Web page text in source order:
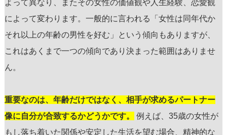
よって異なり、またその女性の価値観や人生経験、恋愛観
によって変わります。一般的に言われる「女性は同年代か
それ以上の年齢の男性を好む」という傾向もありますが、
これはあくまで一つの傾向であり決まった範囲はありませ
ん。
重要なのは、年齢だけではなく、相手が求めるパートナー
像に自分が合致するかどうかです。
例えば、35歳の女性が
もし落ち着いた関係や安定した生活を望む場合、精神的な